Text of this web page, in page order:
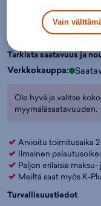
Tarkista saatavuus ja
Verkkokauppa:
Ole hyvä ja valitse
myymäläsaatavuuden.
Arvioitu toimitusaika
Ilmainen
Paljon erilaisia
Meiltä saat myös K-
Turvallisuustiedot
Vain